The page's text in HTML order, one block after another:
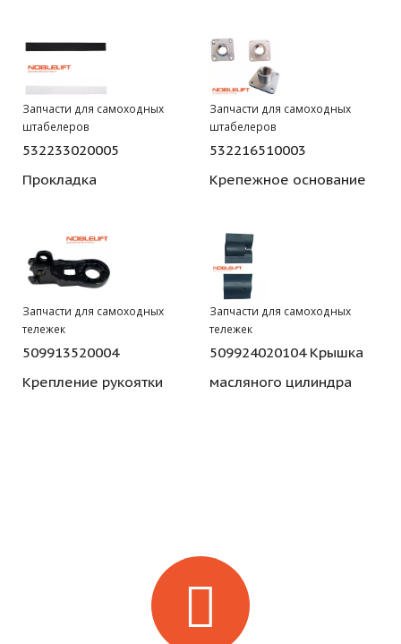
Запчасти для самоходных
штабелеров
532233020005
Прокладка
Запчасти для самоходных
штабелеров
532216510003
Крепежное основание
Запчасти для самоходных
тележек
509913520004
Крепление рукоятки
Запчасти для самоходных
тележек
509924020104 Крышка
масляного цилиндра